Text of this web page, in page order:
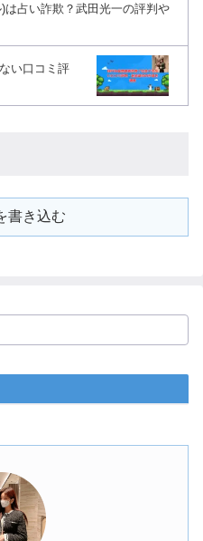
は占い詐欺？武田光一の評判や
い口コミ評
書き込む